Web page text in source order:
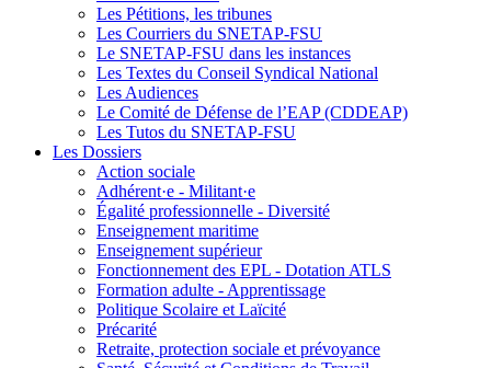
Les Pétitions, les tribunes
Les Courriers du SNETAP-FSU
Le SNETAP-FSU dans les instances
Les Textes du Conseil Syndical National
Les Audiences
Le Comité de Défense de l’EAP (CDDEAP)
Les Tutos du SNETAP-FSU
Les Dossiers
Action sociale
Adhérent·e - Militant·e
Égalité professionnelle - Diversité
Enseignement maritime
Enseignement supérieur
Fonctionnement des EPL - Dotation ATLS
Formation adulte - Apprentissage
Politique Scolaire et Laïcité
Précarité
Retraite, protection sociale et prévoyance